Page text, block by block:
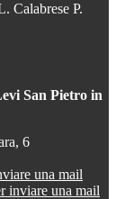
Calabrese P.
San Pietro in
6
una mail
inviare una mail